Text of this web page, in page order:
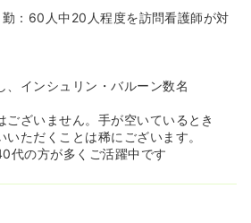
体症状はある程度パターン化され
入職をされた方でもパーキンソン看
とんどです。
ため、服薬も決まっていることが多
為はある程度決まっております。
ますが、症状や状態が徐々に悪化し
があるため、ご利用者様への精神面
、全体でケーススタディ等にて相談
勤：60人中20人程度を訪問看護師が対
、インシュリン・バルーン数名
ございません。手が空いているとき
ただくことは稀にございます。
代の方が多くご活躍中です